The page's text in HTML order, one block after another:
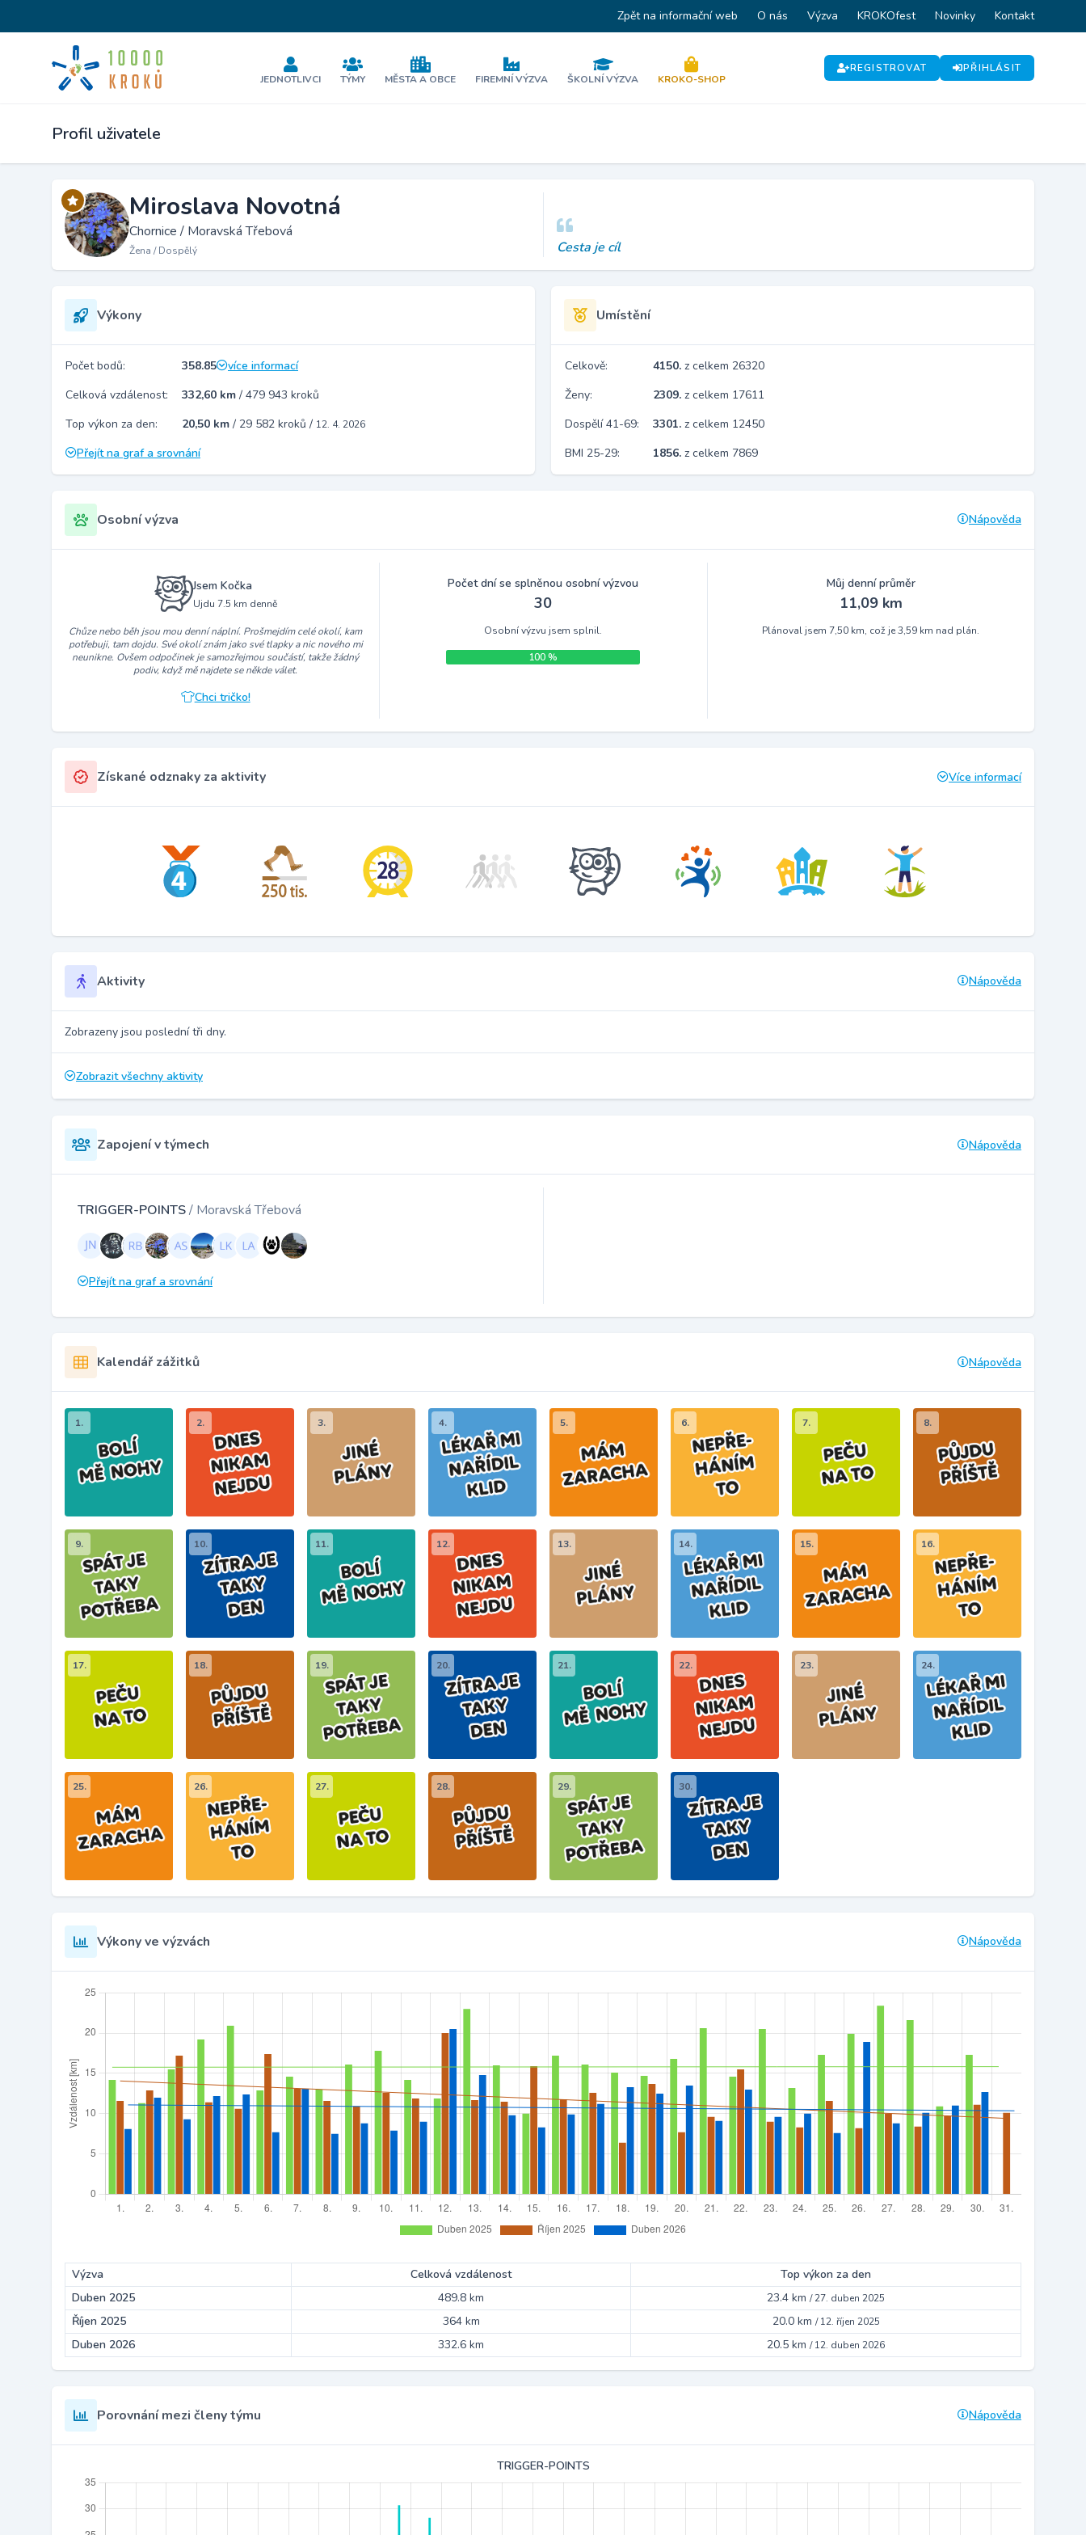
Zpět na informační web O nás Výzva KROKOfest Novinky Kontakt
JEDNOTLIVCI TÝMY MĚSTA A OBCE FIREMNÍ VÝZVA ŠKOLNÍ VÝZVA KROKO-SHOP
REGISTROVAT PŘIHLÁSIT
Profil uživatele
Miroslava Novotná
Chornice / Moravská Třebová
Žena / Dospělý Cesta je cíl
Výkony
Počet bodů: 358.85
více informací
Celková vzdálenost:
332,60 km / 479 943 kroků
Top výkon za den:
20,50 km / 29 582 kroků / 12. 4. 2026
Přejít na graf a srovnání
Umístění
Celkově: 4150. z celkem 26320
Ženy:
2309. z celkem 17611
Dospělí 41-69:
3301. z celkem 12450
BMI 25-29:
1856. z celkem 7869
Osobní výzva Nápověda
Jsem Kočka
Ujdu 7.5 km denně
Chůze nebo běh jsou mou denní náplní. Prošmejdím celé okolí, kam
potřebuji, tam dojdu. Své okolí znám jako své tlapky a nic nového mi
neunikne. Ovšem odpočinek je samozřejmou součástí, takže žádný
podiv, když mě najdete se někde válet.
Chci tričko!
Počet dní se splněnou osobní výzvou
30
Osobní výzvu jsem splnil.
100 %
Můj denní průměr
11,09 km
Plánoval jsem 7,50 km, což je 3,59 km nad plán.
Získané odznaky za aktivity Více informací
Aktivity Nápověda
Zobrazeny jsou poslední tři dny.
Zobrazit všechny aktivity
Zapojení v týmech Nápověda
TRIGGER-POINTS/ Moravská Třebová
Přejít na graf a srovnání
Kalendář zážitků Nápověda
1. 2. 3. 4. 5. 6. 7. 8.
9. 10. 11. 12. 13. 14. 15. 16.
17. 18. 19. 20. 21. 22. 23. 24.
25. 26. 27. 28. 29. 30.
Výkony ve výzvách Nápověda
Výzva Celková vzdálenost
Top výkon za den
Duben 2025
489.8 km 23.4 km /27. duben 2025
Říjen 2025 364 km 20.0 km /12. říjen 2025
Duben 2026 332.6 km 20.5 km /12. duben 2026
Porovnání mezi členy týmu Nápověda
TRIGGER-POINTS